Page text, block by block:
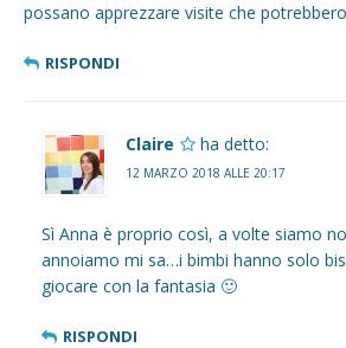
possano apprezzare visite che
RISPONDI
Claire ha detto:
12 MARZO 2018 ALLE 20:17
Sì Anna è proprio così, a volte siamo
annoiamo mi sa…i bimbi hanno solo
giocare con la fantasia 🙂
RISPONDI